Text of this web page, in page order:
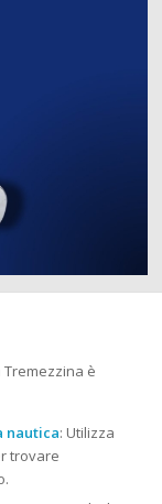
è
nautica: Utilizza
trovare